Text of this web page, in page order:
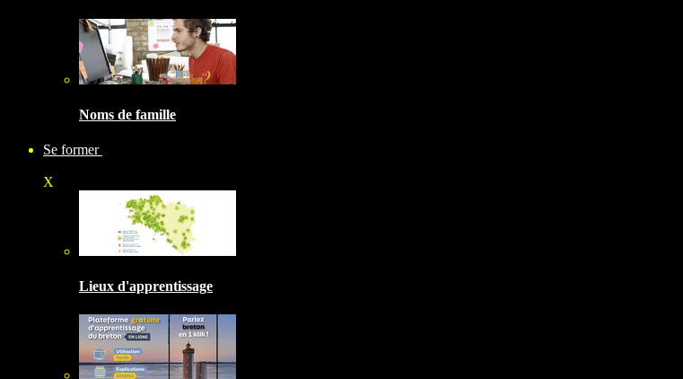
Noms de famille
Se former
X
Lieux d'apprentissage